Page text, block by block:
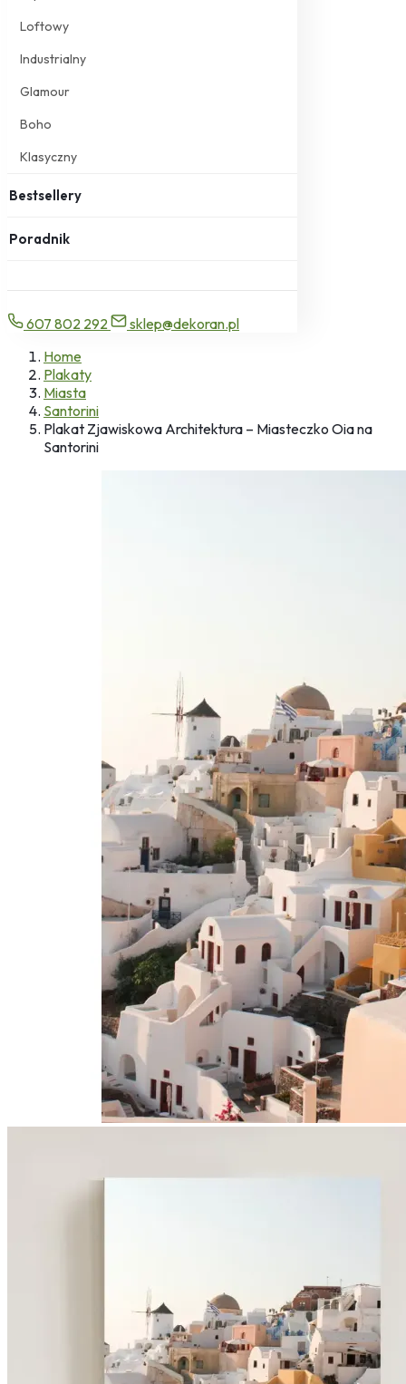
Loftowy
Industrialny
Glamour
Boho
Klasyczny
Bestsellery
Poradnik
607 802 292
sklep@dekoran.pl
Home
Plakaty
Miasta
Santorini
Plakat Zjawiskowa Architektura – Miasteczko Oia na
Santorini